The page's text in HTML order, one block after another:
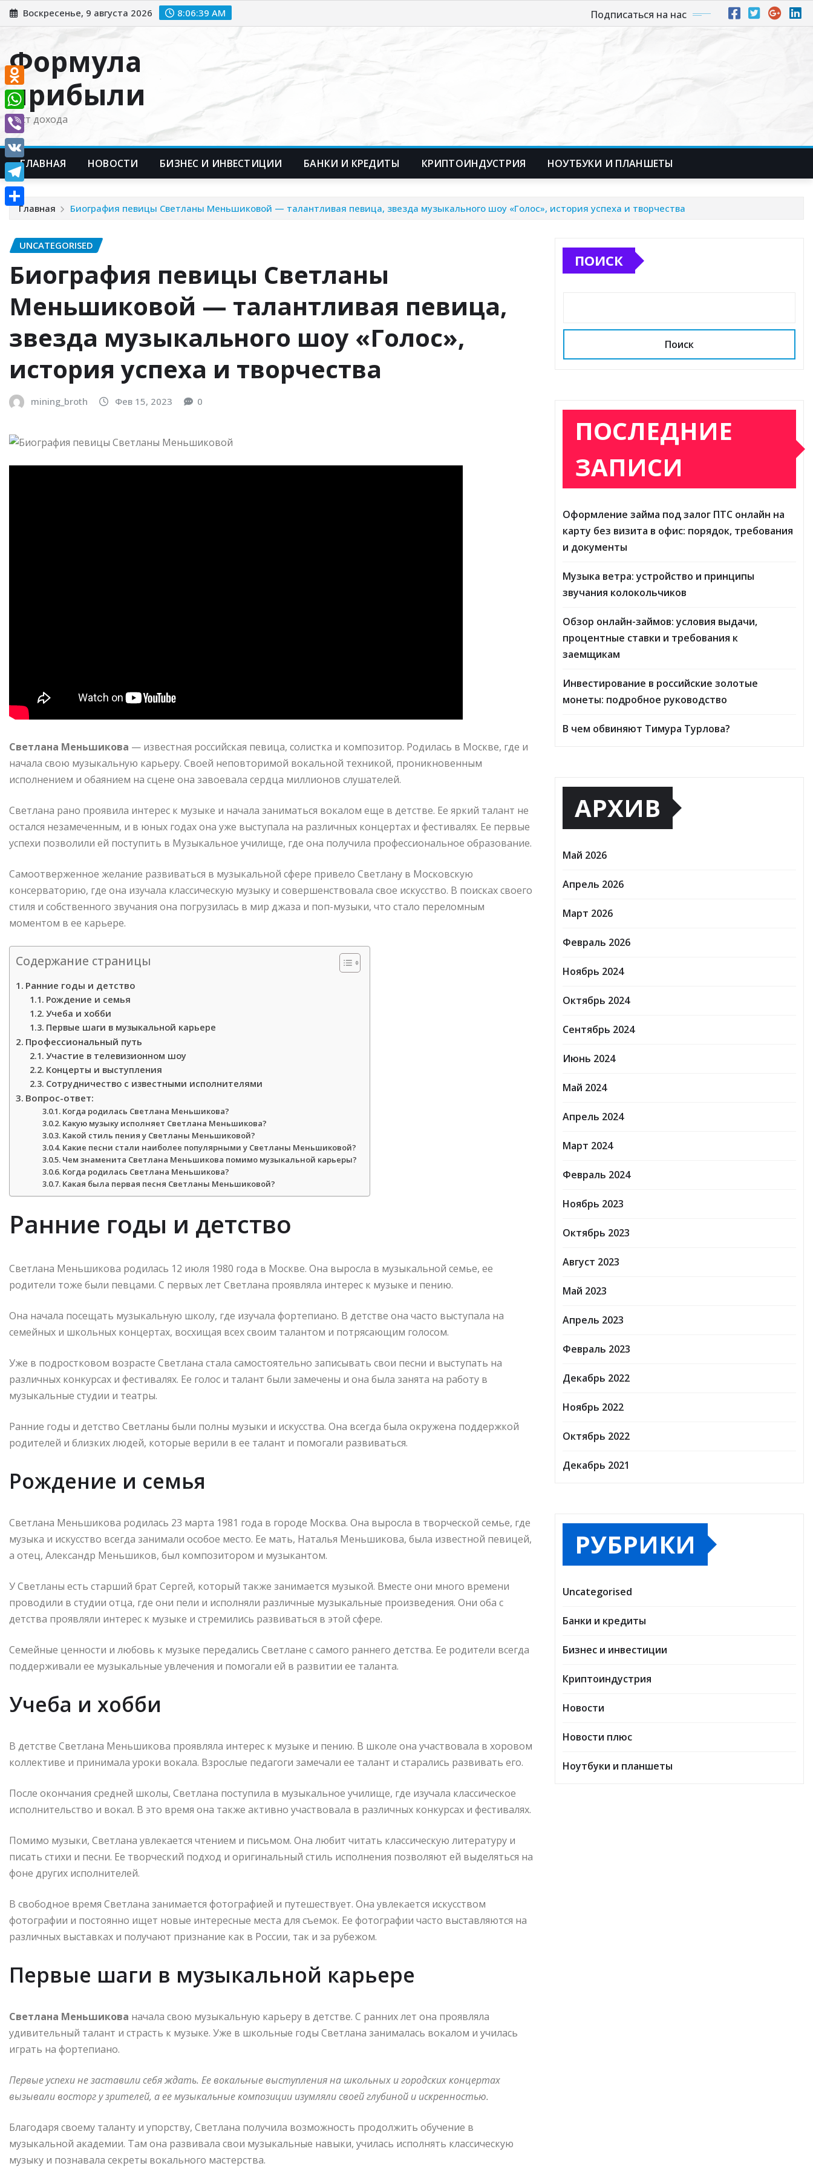
Перейти
к
Воскресенье, 9 августа 2026 8:06:40 AM Подписаться на нас
Формула
прибыли
Рост дохода
ГЛАВНАЯ НОВОСТИ БИЗНЕС И ИНВЕСТИЦИИ БАНКИ И КРЕДИТЫ КРИПТОИНДУСТРИЯ НОУТБУКИ И ПЛАНШЕТЫ
Главная Биография певицы Светланы Меньшиковой — талантливая певица, звезда музыкального шоу «Голос», история успеха и творчества
UNCATEGORISED
Биография певицы Светланы
Меньшиковой — талантливая певица,
звезда музыкального шоу «Голос»,
история успеха и творчества
mining_broth Фев 15, 2023 0
Светлана Меньшикова — известная российская певица, солистка и композитор. Родилась в Москве, где и
начала свою музыкальную карьеру. Своей неповторимой вокальной техникой, проникновенным
исполнением и обаянием на сцене она завоевала сердца миллионов слушателей.
Светлана рано проявила интерес к музыке и начала заниматься вокалом еще в детстве. Ее яркий талант не
остался незамеченным, и в юных годах она уже выступала на различных концертах и фестивалях. Ее первые
успехи позволили ей поступить в Музыкальное училище, где она получила профессиональное образование.
Самоотверженное желание развиваться в музыкальной сфере привело Светлану в Московскую
консерваторию, где она изучала классическую музыку и совершенствовала свое искусство. В поисках своего
стиля и собственного звучания она погрузилась в мир джаза и поп-музыки, что стало переломным
моментом в ее карьере.
Содержание страницы
Ранние годы и детство
Рождение и семья
Учеба и хобби
Первые шаги в музыкальной карьере
Профессиональный путь
Участие в телевизионном шоу
Концерты и выступления
Сотрудничество с известными исполнителями
Вопрос-ответ:
Когда родилась Светлана Меньшикова?
Какую музыку исполняет Светлана Меньшикова?
Какой стиль пения у Светланы Меньшиковой?
Какие песни стали наиболее популярными у Светланы Меньшиковой?
Чем знаменита Светлана Меньшикова помимо музыкальной карьеры?
Когда родилась Светлана Меньшикова?
Какая была первая песня Светланы Меньшиковой?
Ранние годы и детство
Светлана Меньшикова родилась 12 июля 1980 года в Москве. Она выросла в музыкальной семье, ее
родители тоже были певцами. С первых лет Светлана проявляла интерес к музыке и пению.
Она начала посещать музыкальную школу, где изучала фортепиано. В детстве она часто выступала на
семейных и школьных концертах, восхищая всех своим талантом и потрясающим голосом.
Уже в подростковом возрасте Светлана стала самостоятельно записывать свои песни и выступать на
различных конкурсах и фестивалях. Ее голос и талант были замечены и она была занята на работу в
музыкальные студии и театры.
Ранние годы и детство Светланы были полны музыки и искусства. Она всегда была окружена поддержкой
родителей и близких людей, которые верили в ее талант и помогали развиваться.
Рождение и семья
Светлана Меньшикова родилась 23 марта 1981 года в городе Москва. Она выросла в творческой семье, где
музыка и искусство всегда занимали особое место. Ее мать, Наталья Меньшикова, была известной певицей,
а отец, Александр Меньшиков, был композитором и музыкантом.
У Светланы есть старший брат Сергей, который также занимается музыкой. Вместе они много времени
проводили в студии отца, где они пели и исполняли различные музыкальные произведения. Они оба с
детства проявляли интерес к музыке и стремились развиваться в этой сфере.
Семейные ценности и любовь к музыке передались Светлане с самого раннего детства. Ее родители всегда
поддерживали ее музыкальные увлечения и помогали ей в развитии ее таланта.
Учеба и хобби
В детстве Светлана Меньшикова проявляла интерес к музыке и пению. В школе она участвовала в хоровом
коллективе и принимала уроки вокала. Взрослые педагоги замечали ее талант и старались развивать его.
После окончания средней школы, Светлана поступила в музыкальное училище, где изучала классическое
исполнительство и вокал. В это время она также активно участвовала в различных конкурсах и фестивалях.
Помимо музыки, Светлана увлекается чтением и письмом. Она любит читать классическую литературу и
писать стихи и песни. Ее творческий подход и оригинальный стиль исполнения позволяют ей выделяться на
фоне других исполнителей.
В свободное время Светлана занимается фотографией и путешествует. Она увлекается искусством
фотографии и постоянно ищет новые интересные места для съемок. Ее фотографии часто выставляются на
различных выставках и получают признание как в России, так и за рубежом.
Первые шаги в музыкальной карьере
Светлана Меньшикова начала свою музыкальную карьеру в детстве. С ранних лет она проявляла
удивительный талант и страсть к музыке. Уже в школьные годы Светлана занималась вокалом и училась
играть на фортепиано.
Первые успехи не заставили себя ждать. Ее вокальные выступления на школьных и городских концертах
вызывали восторг у зрителей, а ее музыкальные композиции изумляли своей глубиной и искренностью.
Благодаря своему таланту и упорству, Светлана получила возможность продолжить обучение в
музыкальной академии. Там она развивала свои музыкальные навыки, училась исполнять классическую
музыку и познавала секреты вокального мастерства.
ПОИСК
Поиск
ПОСЛЕДНИЕ
ЗАПИСИ
Оформление займа под залог ПТС онлайн на
карту без визита в офис: порядок, требования
и документы
Музыка ветра: устройство и принципы
звучания колокольчиков
Обзор онлайн-займов: условия выдачи,
процентные ставки и требования к
заемщикам
Инвестирование в российские золотые
монеты: подробное руководство
В чем обвиняют Тимура Турлова?
АРХИВ
Май 2026
Апрель 2026
Март 2026
Февраль 2026
Ноябрь 2024
Октябрь 2024
Сентябрь 2024
Июнь 2024
Май 2024
Апрель 2024
Март 2024
Февраль 2024
Ноябрь 2023
Октябрь 2023
Август 2023
Май 2023
Апрель 2023
Февраль 2023
Декабрь 2022
Ноябрь 2022
Октябрь 2022
Декабрь 2021
РУБРИКИ
Uncategorised
Банки и кредиты
Бизнес и инвестиции
Криптоиндустрия
Новости
Новости плюс
Ноутбуки и планшеты
Odnoklassniki
WhatsApp
Viber
VK
Telegram
Отправить